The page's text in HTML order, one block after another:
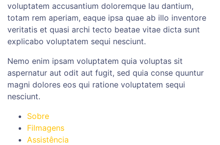
voluptatem accusantium doloremque lau dantium,
totam rem aperiam, eaque ipsa quae ab illo inventore
veritatis et quasi archi tecto beatae vitae dicta sunt
explicabo voluptatem sequi nesciunt.
Nemo enim ipsam voluptatem quia voluptas sit
aspernatur aut odit aut fugit, sed quia conse quuntur
magni dolores eos qui ratione voluptatem sequi
nesciunt.
Sobre
Filmagens
Assistência